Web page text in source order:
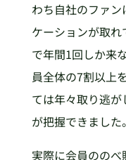
わち自社のファ
ケーションが取
で年間1回しか来
員全体の7割以上
ては年々取り逃
が把握できました。
実際に会員ののべ